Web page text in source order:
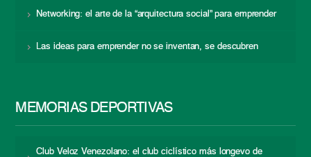
Networking: el arte de la “arquitectura social” para emprender
Las ideas para emprender no se inventan, se descubren
MEMORIAS DEPORTIVAS
Club Veloz Venezolano: el club ciclístico más longevo de